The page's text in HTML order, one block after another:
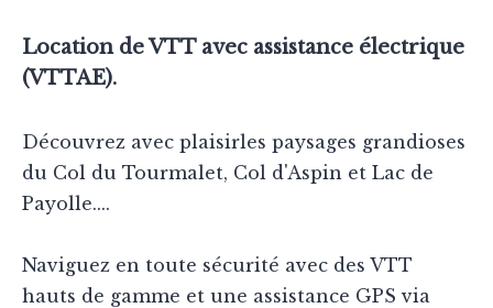
Location de VTT avec assistance électrique
(VTTAE).
Découvrez avec plaisirles paysages grandioses
du Col du Tourmalet, Col d'Aspin et Lac de
Payolle....
Naviguez en toute sécurité avec des VTT
hauts de gamme et une assistance GPS via